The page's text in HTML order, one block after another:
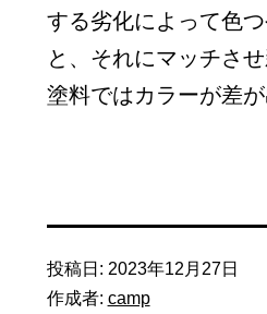
する劣化によって色
と、それにマッチさ
塗料ではカラーが差が
投稿日: 2023年12月27日
作成者: camp